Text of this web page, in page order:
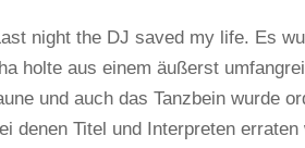
night the DJ saved my life. Es
holte aus einem äußerst
und auch das Tanzbein wurde
denen Titel und Interpreten